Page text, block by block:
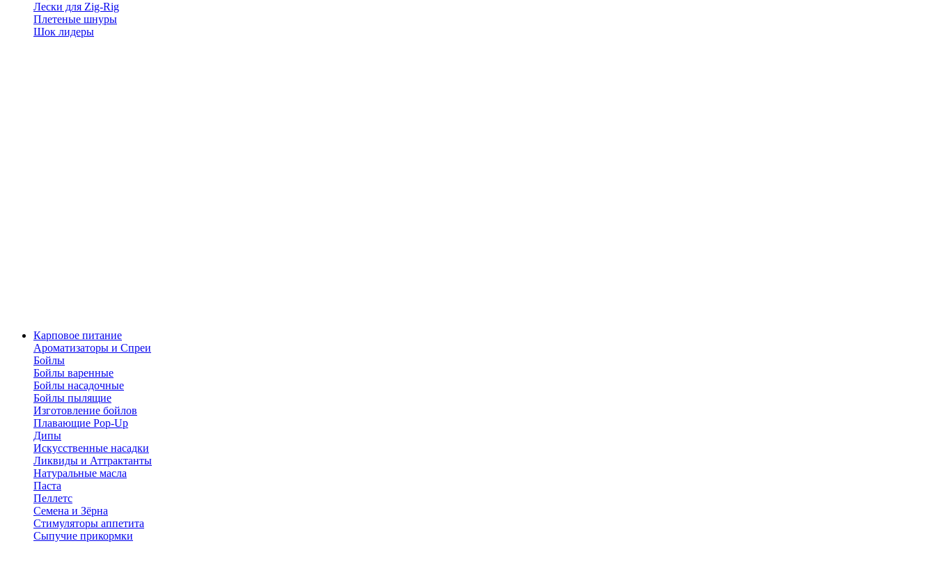
Лески для Zig-Rig
Плетеные шнуры
Шок лидеры
Карповое питание
Ароматизаторы и Спреи
Бойлы
Бойлы варенные
Бойлы насадочные
Бойлы пылящие
Изготовление бойлов
Плавающие Pop-Up
Дипы
Искусственные насадки
Ликвиды и Аттрактанты
Натуральные масла
Паста
Пеллетс
Семена и Зёрна
Стимуляторы аппетита
Сыпучие прикормки